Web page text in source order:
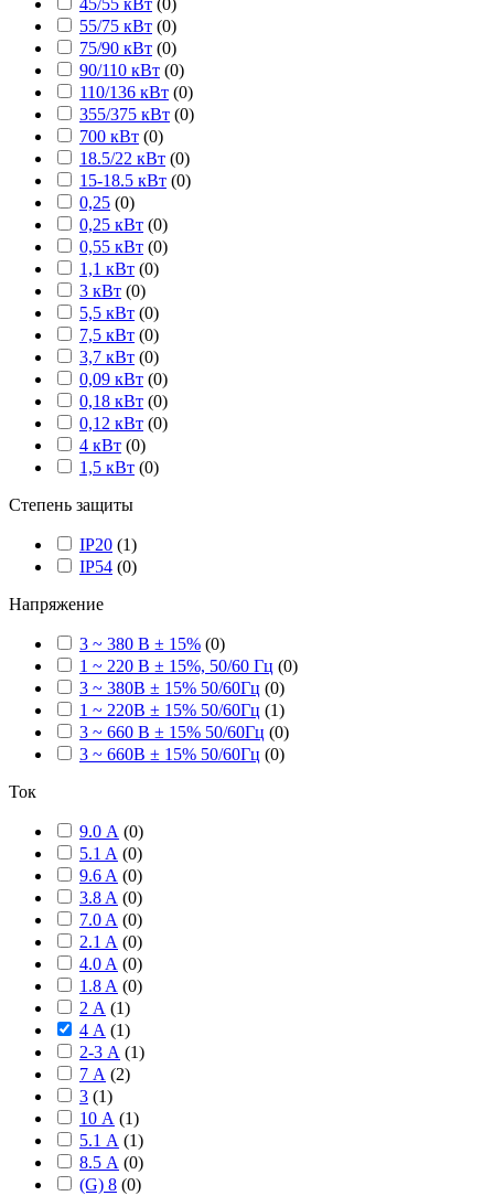
45/55 кВт (0)
55/75 кВт (0)
75/90 кВт (0)
90/110 кВт (0)
110/136 кВт (0)
355/375 кВт (0)
700 кВт (0)
18.5/22 кВт (0)
15-18.5 кВт (0)
0,25 (0)
0,25 кВт (0)
0,55 кВт (0)
1,1 кВт (0)
3 кВт (0)
5,5 кВт (0)
7,5 кВт (0)
3,7 кВт (0)
0,09 кВт (0)
0,18 кВт (0)
0,12 кВт (0)
4 кВт (0)
1,5 кВт (0)
Степень защиты
IP20 (1)
IP54 (0)
Напряжение
3 ~ 380 В ± 15% (0)
1 ~ 220 В ± 15%, 50/60 Гц (0)
3 ~ 380В ± 15% 50/60Гц (0)
1 ~ 220В ± 15% 50/60Гц (1)
3 ~ 660 В ± 15% 50/60Гц (0)
3 ~ 660В ± 15% 50/60Гц (0)
Ток
9.0 А (0)
5.1 A (0)
9.6 A (0)
3.8 A (0)
7.0 A (0)
2.1 A (0)
4.0 A (0)
1.8 A (0)
2 А (1)
4 А (1)
2-3 А (1)
7 А (2)
3 (1)
10 А (1)
5.1 А (1)
8.5 А (0)
(G) 8 (0)